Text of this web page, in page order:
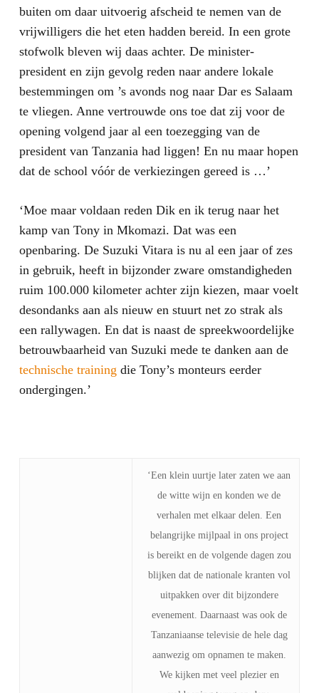
buiten om daar uitvoerig afscheid te nemen van de
vrijwilligers die het eten hadden bereid. In een grote
stofwolk bleven wij daas achter. De minister-
president en zijn gevolg reden naar andere lokale
bestemmingen om ’s avonds nog naar Dar es Salaam
te vliegen. Anne vertrouwde ons toe dat zij voor de
opening volgend jaar al een toezegging van de
president van Tanzania had liggen! En nu maar hopen
dat de school vóór de verkiezingen gereed is …’
‘Moe maar voldaan reden Dik en ik terug naar het
kamp van Tony in Mkomazi. Dat was een
openbaring. De Suzuki Vitara is nu al een jaar of zes
in gebruik, heeft in bijzonder zware omstandigheden
ruim 100.000 kilometer achter zijn kiezen, maar voelt
desondanks aan als nieuw en stuurt net zo strak als
een rallywagen. En dat is naast de spreekwoordelijke
betrouwbaarheid van Suzuki mede te danken aan de
technische training die Tony’s monteurs eerder
ondergingen.’
‘Een klein uurtje later zaten we aan
de witte wijn en konden we de
verhalen met elkaar delen. Een
belangrijke mijlpaal in ons project
is bereikt en de volgende dagen zou
blijken dat de nationale kranten vol
uitpakken over dit bijzondere
evenement. Daarnaast was ook de
Tanzaniaanse televisie de hele dag
aanwezig om opnamen te maken.
We kijken met veel plezier en